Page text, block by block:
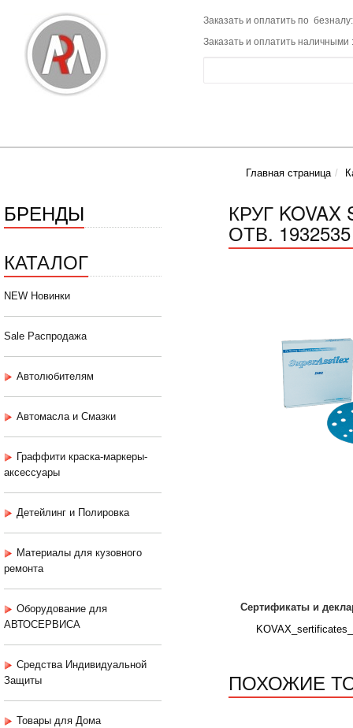
Заказать и оплатить по
Заказать и оплатить наличными
Главная страница
БРЕНДЫ
КАТАЛОГ
NEW Новинки
Sale Распродажа
Автолюбителям
Автомасла и Смазки
Граффити краска-маркеры-
аксессуары
Детейлинг и Полировка
Материалы для кузовного
ремонта
Оборудование для
АВТОСЕРВИСА
Средства Индивидуальной
Защиты
Товары для Дома
КРУГ KOVAX
ОТВ.
Сертификаты и
ПОХОЖИЕ